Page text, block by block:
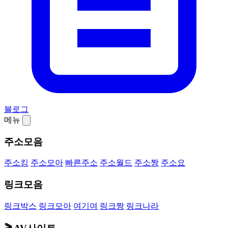
블로그
메뉴
주소모음
주소킹 주소모아 빠른주소 주소월드 주소짱 주소요
링크모음
링크박스 링크모아 여기여 링크짱 링크나라